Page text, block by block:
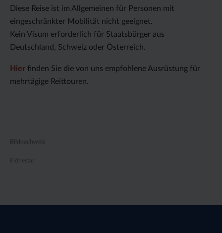
Diese Reise ist im Allgemeinen für Personen mit
eingeschränkter Mobilität nicht geeignet.
Kein Visum erforderlich für Staatsbürger aus
Deutschland, Schweiz oder Österreich.
Hier finden Sie die von uns empfohlene Ausrüstung für
mehrtägige Reittouren.
Bildnachweis
Eldhestar